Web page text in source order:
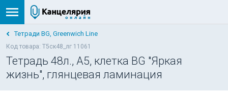
Тетради BG, Greenwich Line
Код товара: Т5ск48_лг 11061
Тетрадь 48л., А5, клетка BG "Яркая
жизнь", глянцевая ламинация